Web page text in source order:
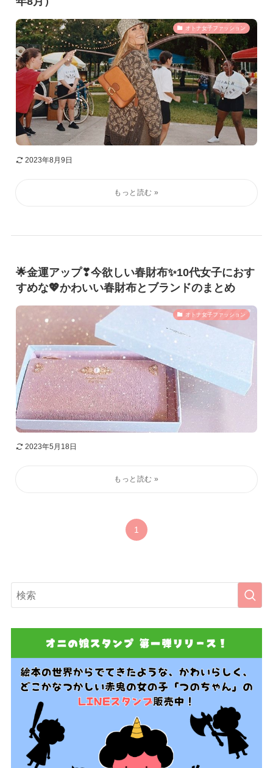
オトナ女子ファッション
2023年8月9日
🌟金運アップ❣今欲しい春財布✨10代女子におす
すめな💖かわいい春財布とブランドのまとめ
オトナ女子ファッション
2023年5月18日
1